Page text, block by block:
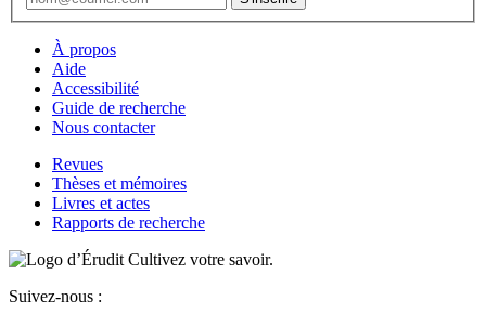
À propos
Aide
Accessibilité
Guide de recherche
Nous contacter
Revues
Thèses et mémoires
Livres et actes
Rapports de recherche
Cultivez votre savoir.
Suivez-nous :